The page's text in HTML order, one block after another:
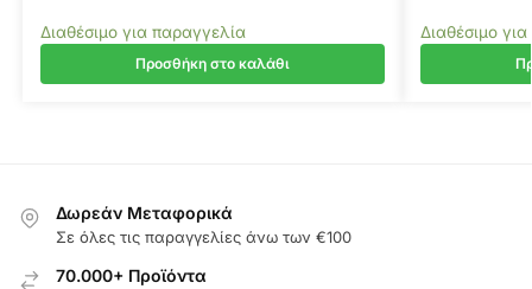
Διαθέσιμο για παραγγελία
Προσθήκη στο καλάθι
Διαθέσιμο
Δωρεάν Μεταφορικά
Σε όλες τις παραγγελίες άνω των €100
70.000+ Προϊόντα